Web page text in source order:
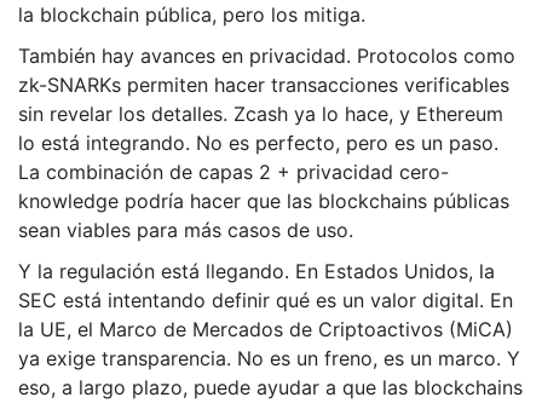
la blockchain pública, pero los mitiga.
También hay avances en privacidad. Protocolos como
zk-SNARKs permiten hacer transacciones verificables
sin revelar los detalles. Zcash ya lo hace, y Ethereum
lo está integrando. No es perfecto, pero es un paso.
La combinación de capas 2 + privacidad cero-
knowledge podría hacer que las blockchains públicas
sean viables para más casos de uso.
Y la regulación está llegando. En Estados Unidos, la
SEC está intentando definir qué es un valor digital. En
la UE, el Marco de Mercados de Criptoactivos (MiCA)
ya exige transparencia. No es un freno, es un marco. Y
eso, a largo plazo, puede ayudar a que las blockchains